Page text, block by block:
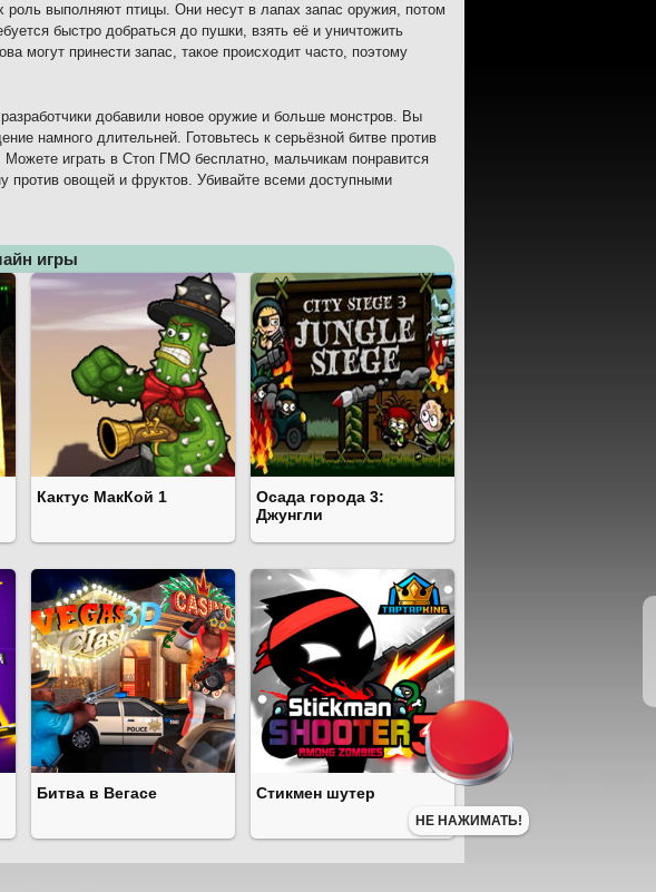
выполняют птицы. Они несут в лапах запас оружия, потом
быстро добраться до пушки, взять её и уничтожить
могут принести запас, такое происходит часто, поэтому
добавили новое оружие и больше монстров. Вы
намного длительней. Готовьтесь к серьёзной битве против
играть в Стоп ГМО бесплатно, мальчикам понравится
против овощей и фруктов. Убивайте всеми доступными
игры
Кактус МакКой 1
Осада города 3:
Джунгли
Битва в Вегасе Стикмен шутер
НЕ НАЖИМАТЬ!